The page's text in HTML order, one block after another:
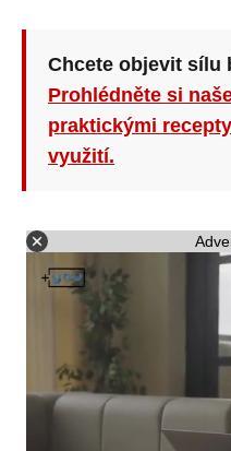
Chcete objevit sílu
Prohlédněte si
praktickými
využití.